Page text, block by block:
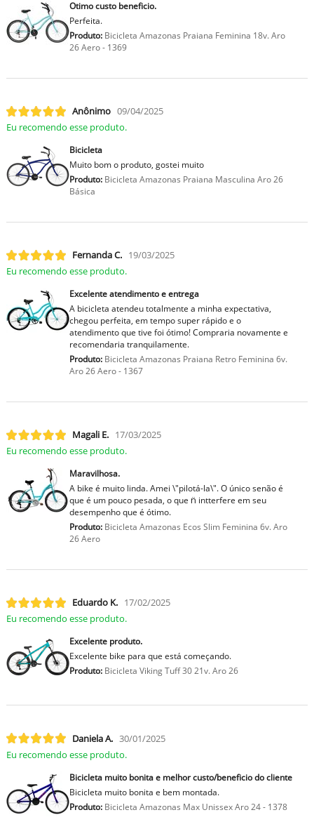
Otimo custo beneficio.
Perfeita.
Produto:Bicicleta Amazonas Praiana Feminina 18v. Aro
26 Aero - 1369
Anônimo 09/04/2025
Eu recomendo esse produto.
Bicicleta
Muito bom o produto, gostei muito
Produto:Bicicleta Amazonas Praiana Masculina Aro 26
Básica
Fernanda C. 19/03/2025
Eu recomendo esse produto.
Excelente atendimento e entrega
A bicicleta atendeu totalmente a minha expectativa,
chegou perfeita, em tempo super rápido e o
atendimento que tive foi ótimo! Compraria novamente e
recomendaria tranquilamente.
Produto:Bicicleta Amazonas Praiana Retro Feminina 6v.
Aro 26 Aero - 1367
Magali E. 17/03/2025
Eu recomendo esse produto.
Maravilhosa.
A bike é muito linda. Amei \"pilotá-la\". O único senão é
que é um pouco pesada, o que n̈ intterfere em seu
desempenho que é ótimo.
Produto:Bicicleta Amazonas Ecos Slim Feminina 6v. Aro
26 Aero
Eduardo K. 17/02/2025
Eu recomendo esse produto.
Excelente produto.
Excelente bike para que está começando.
Produto:Bicicleta Viking Tuff 30 21v. Aro 26
Daniela A. 30/01/2025
Eu recomendo esse produto.
Bicicleta muito bonita e melhor custo/beneficio do cliente
Bicicleta muito bonita e bem montada.
Produto:Bicicleta Amazonas Max Unissex Aro 24 - 1378